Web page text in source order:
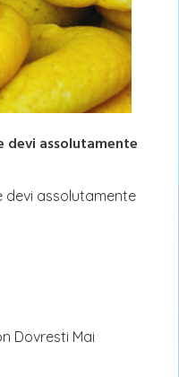
devi assolutamente
devi assolutamente
Dovresti Mai